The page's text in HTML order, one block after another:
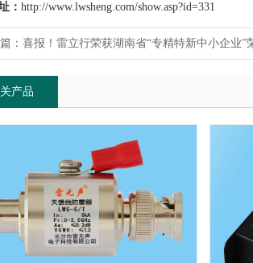
： http://www.lwsheng.com/show.asp?id=331
： 喜报！雷立行荣获湖南省“专精特新中小企业”
产品